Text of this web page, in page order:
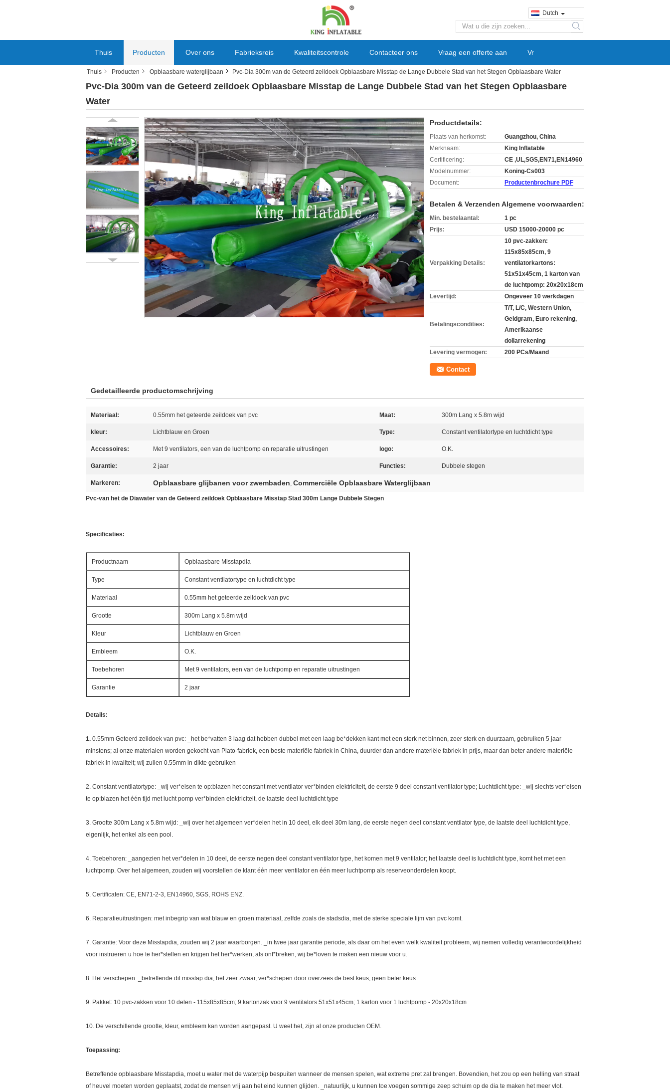
Dutch
search
Thuis Producten Over ons Fabrieksreis Kwaliteitscontrole Contacteer ons Vraag een offerte aan Vr
Thuis Producten Opblaasbare waterglijbaan Pvc-Dia 300m van de Geteerd zeildoek Opblaasbare Misstap de Lange Dubbele Stad van het Stegen Opblaasbare Water
Pvc-Dia 300m van de Geteerd zeildoek Opblaasbare Misstap de Lange Dubbele Stad van het Stegen Opblaasbare
Water
Productdetails:
Plaats van herkomst:
Guangzhou, China
Merknaam:
King Inflatable
Certificering:
CE ,UL,SGS,EN71,EN14960
Modelnummer:
Koning-Cs003
Document:
Productenbrochure PDF
Betalen & Verzenden Algemene voorwaarden:
Min. bestelaantal:
1 pc
Prijs:
USD 15000-20000 pc
Verpakking Details:
10 pvc-zakken:
115x85x85cm, 9
ventilatorkartons:
51x51x45cm, 1 karton van
de luchtpomp: 20x20x18cm
Levertijd:
Ongeveer 10 werkdagen
Betalingscondities:
T/T, L/C, Western Union,
Geldgram, Euro rekening,
Amerikaanse
dollarrekening
Levering vermogen:
200 PCs/Maand
Contact
Gedetailleerde productomschrijving
Materiaal: 0.55mm het geteerde zeildoek van pvc Maat: 300m Lang x 5.8m wijd
kleur: Lichtblauw en Groen Type: Constant ventilatortype en luchtdicht type
Accessoires: Met 9 ventilators, een van de luchtpomp en reparatie uitrustingen logo: O.K.
Garantie: 2 jaar Functies: Dubbele stegen
Markeren: Opblaasbare glijbanen voor zwembaden, Commerciële Opblaasbare Waterglijbaan
Pvc-van het de Diawater van de Geteerd zeildoek Opblaasbare Misstap Stad 300m Lange Dubbele Stegen
Specificaties:
Productnaam Opblaasbare Misstapdia
Type Constant ventilatortype en luchtdicht type
Materiaal 0.55mm het geteerde zeildoek van pvc
Grootte 300m Lang x 5.8m wijd
Kleur Lichtblauw en Groen
Embleem O.K.
Toebehoren Met 9 ventilators, een van de luchtpomp en reparatie uitrustingen
Garantie 2 jaar
Details:
1. 0.55mm Geteerd zeildoek van pvc: _het be*vatten 3 laag dat hebben dubbel met een laag be*dekken kant met een sterk net binnen, zeer sterk en duurzaam, gebruiken 5 jaar
minstens; al onze materialen worden gekocht van Plato-fabriek, een beste materiële fabriek in China, duurder dan andere materiële fabriek in prijs, maar dan beter andere materiële
fabriek in kwaliteit; wij zullen 0.55mm in dikte gebruiken
2. Constant ventilatortype: _wij ver*eisen te op:blazen het constant met ventilator ver*binden elektriciteit, de eerste 9 deel constant ventilator type; Luchtdicht type: _wij slechts ver*eisen
te op:blazen het één tijd met lucht pomp ver*binden elektriciteit, de laatste deel luchtdicht type
3. Grootte 300m Lang x 5.8m wijd: _wij over het algemeen ver*delen het in 10 deel, elk deel 30m lang, de eerste negen deel constant ventilator type, de laatste deel luchtdicht type,
eigenlijk, het enkel als een pool.
4. Toebehoren: _aangezien het ver*delen in 10 deel, de eerste negen deel constant ventilator type, het komen met 9 ventilator; het laatste deel is luchtdicht type, komt het met een
luchtpomp. Over het algemeen, zouden wij voorstellen de klant één meer ventilator en één meer luchtpomp als reserveonderdelen koopt.
5. Certificaten: CE, EN71-2-3, EN14960, SGS, ROHS ENZ.
6. Reparatieuitrustingen: met inbegrip van wat blauw en groen materiaal, zelfde zoals de stadsdia, met de sterke speciale lijm van pvc komt.
7. Garantie: Voor deze Misstapdia, zouden wij 2 jaar waarborgen. _in twee jaar garantie periode, als daar om het even welk kwaliteit probleem, wij nemen volledig verantwoordelijkheid
voor instrueren u hoe te her*stellen en krijgen het her*werken, als ont*breken, wij be*loven te maken een nieuw voor u.
8. Het verschepen: _betreffende dit misstap dia, het zeer zwaar, ver*schepen door overzees de best keus, geen beter keus.
9. Pakket: 10 pvc-zakken voor 10 delen - 115x85x85cm; 9 kartonzak voor 9 ventilators 51x51x45cm; 1 karton voor 1 luchtpomp - 20x20x18cm
10. De verschillende grootte, kleur, embleem kan worden aangepast. U weet het, zijn al onze producten OEM.
Toepassing:
Betreffende opblaasbare Misstapdia, moet u water met de waterpijp bespuiten wanneer de mensen spelen, wat extreme pret zal brengen. Bovendien, het zou op een helling van straat
of heuvel moeten worden geplaatst, zodat de mensen vrij aan het eind kunnen glijden. _natuurlijk, u kunnen toe:voegen sommige zeep schuim op de dia te maken het meer vlot.